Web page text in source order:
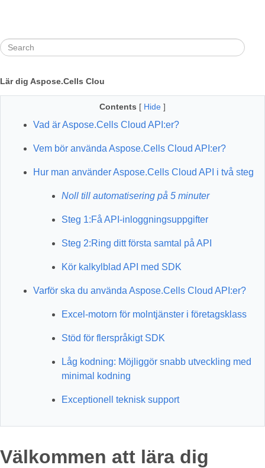
Lär dig Aspose.Cells Clou
Contents [ Hide ]
Vad är Aspose.Cells Cloud API:er?
Vem bör använda Aspose.Cells Cloud API:er?
Hur man använder Aspose.Cells Cloud API i två steg
Noll till automatisering på 5 minuter
Steg 1:Få API-inloggningsuppgifter
Steg 2:Ring ditt första samtal på API
Kör kalkylblad API med SDK
Varför ska du använda Aspose.Cells Cloud API:er?
Excel-motorn för molntjänster i företagsklass
Stöd för flerspråkigt SDK
Låg kodning: Möjliggör snabb utveckling med
minimal kodning
Exceptionell teknisk support
Välkommen att lära dig